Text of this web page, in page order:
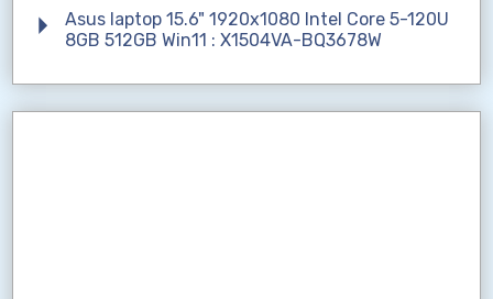
Asus laptop 15.6" 1920x1080 Intel Core 5-120U
8GB 512GB Win11 : X1504VA-BQ3678W